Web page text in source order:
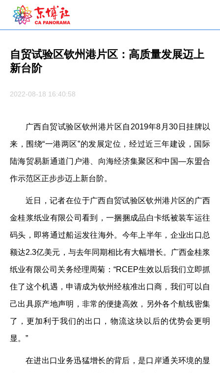
自贸试验区钦州港片区：高质量发展迈上
新台阶
2022-08-18 16:40:58
广西自贸试验区钦州港片区自2019年8月30日挂牌以
来，围绕“一港两区”的发展定位，经过近三年建设，国际
陆海贸易新通道门户港、向海经济集聚区和中国—东盟合
作示范区正步步迈上新台阶。
近日，记者在位于广西自贸试验区钦州港片区的广西
金桂浆纸业有限公司看到，一捆捆成品白卡纸被装车运往
码头，即将通过船运发往海外。今年上半年，企业出口总
额达2.3亿美元，与去年同期相比有大幅增长。广西金桂浆
纸业有限公司关务经理周菊：“RCEP生效以后我们立即抓
住了这个机遇，申请成为钦州经核准出口商，我们可以自
己出具原产地声明，非常的便捷高效，另外各个航线密集
了，更加利于我们的出口，物流这块以后的优势会更明
显。”
在进出口业务迅猛增长的背后，是口岸通关环境的显